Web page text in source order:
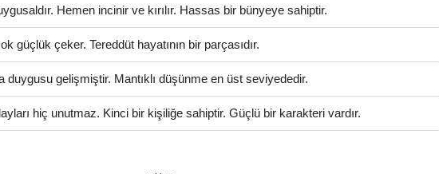
Hemen incinir ve kırılır. Hassas bir bünyeye sahiptir.
güçlük çeker. Tereddüt hayatının bir parçasıdır.
duygusu gelişmiştir. Mantıklı düşünme en üst seviyededir.
hiç unutmaz. Kinci bir kişiliğe sahiptir. Güçlü bir karakteri vardır.